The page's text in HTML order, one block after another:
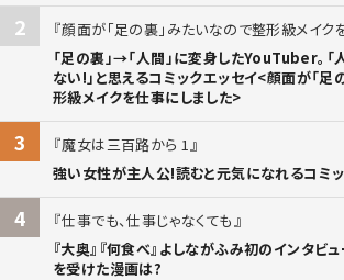
2
顔面が「足の裏」みたいなので整形級メイク
「足の裏」→「人間」に変身したYouTuber。「
ない!」と思えるコミックエッセイ<顔面が「足
形級メイクを仕事にしました>
3
魔女は三百路から 1
強い女性が主人公!読むと元気になれるコミ
4
仕事でも、仕事じゃなくても
『大奥』『何食べ』よしながふみ初のインタビ
を受けた漫画は?